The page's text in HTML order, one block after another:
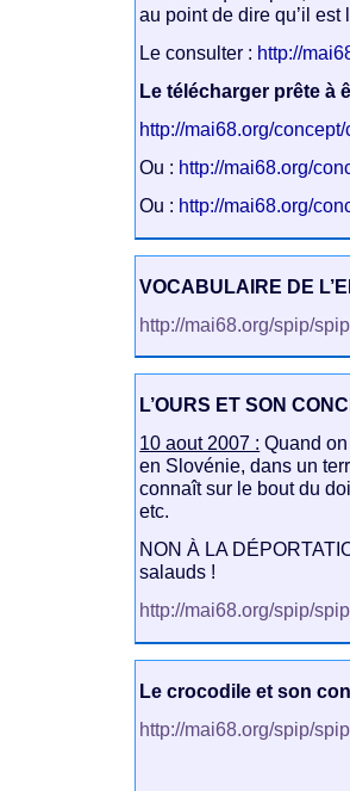
au point de dire qu’il
Le consulter : http://
Le télécharger prête à
http://mai68.org/
Ou : http://mai68.org/
Ou : http://mai68.org/
VOCABULAIRE DE
http://mai68.org/spip/
L’OURS ET SON
10 aout 2007 : Quand
en Slovénie, dans un
connaît sur le bout du
etc.
NON À LA
salauds !
http://mai68.org/spip/
Le crocodile et son
http://mai68.org/spip/